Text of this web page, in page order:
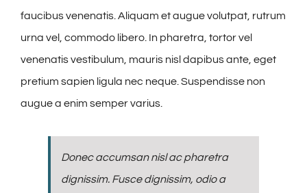
faucibus venenatis. Aliquam et augue volutpat, rutrum
urna vel, commodo libero. In pharetra, tortor vel
venenatis vestibulum, mauris nisl dapibus ante, eget
pretium sapien ligula nec neque. Suspendisse non
augue a enim semper varius.
Donec accumsan nisl ac pharetra
dignissim. Fusce dignissim, odio a